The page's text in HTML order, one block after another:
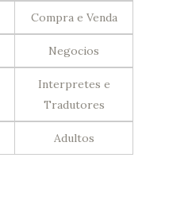
Compra e Venda
Negocios
Interpretes e
Tradutores
Adultos